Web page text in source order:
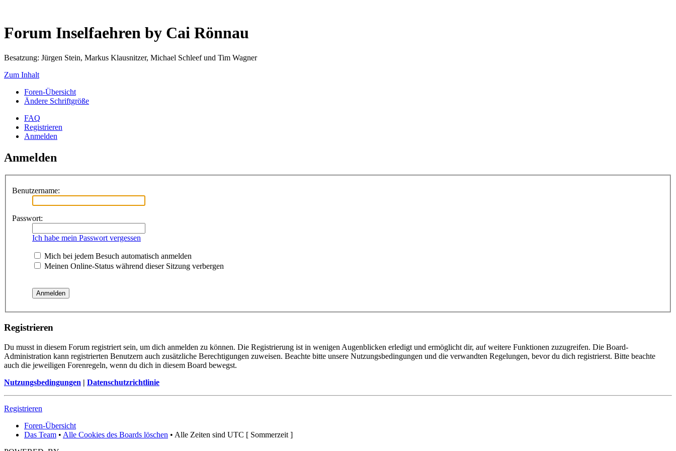
Forum Inselfaehren by Cai Rönnau
Besatzung: Jürgen Stein, Markus Klausnitzer, Michael Schleef und Tim Wagner
Zum Inhalt
Foren-Übersicht
Ändere Schriftgröße
FAQ
Registrieren
Anmelden
Anmelden
Benutzername:
Passwort:
Ich habe mein Passwort vergessen
Mich bei jedem Besuch automatisch anmelden
Meinen Online-Status während dieser Sitzung verbergen
Registrieren
Du musst in diesem Forum registriert sein, um dich anmelden zu können. Die Registrierung ist in wenigen Augenblicken erledigt und ermöglicht dir, auf weitere Funktionen zuzugreifen. Die Board-
Administration kann registrierten Benutzern auch zusätzliche Berechtigungen zuweisen. Beachte bitte unsere Nutzungsbedingungen und die verwandten Regelungen, bevor du dich registrierst. Bitte beachte
auch die jeweiligen Forenregeln, wenn du dich in diesem Board bewegst.
Nutzungsbedingungen | Datenschutzrichtlinie
Registrieren
Foren-Übersicht
Das Team • Alle Cookies des Boards löschen • Alle Zeiten sind UTC [ Sommerzeit ]